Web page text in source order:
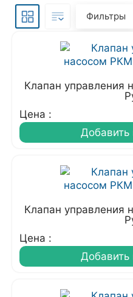
Фильтры
Клапан
Цена :
Добавить
Клапан
Цена :
Добавить